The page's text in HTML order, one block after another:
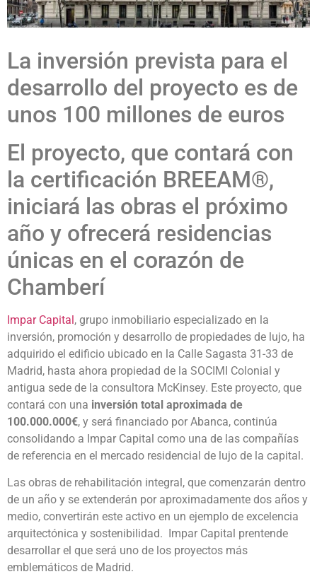
La inversión prevista para el
desarrollo del proyecto es de
unos 100 millones de euros
El proyecto, que contará con
la certificación BREEAM®,
iniciará las obras el próximo
año y ofrecerá residencias
únicas en el corazón de
Chamberí
Impar Capital, grupo inmobiliario especializado en la
inversión, promoción y desarrollo de propiedades de lujo, ha
adquirido el edificio ubicado en la Calle Sagasta 31-33 de
Madrid, hasta ahora propiedad de la SOCIMI Colonial y
antigua sede de la consultora McKinsey. Este proyecto, que
contará con una inversión total aproximada de
100.000.000€, y será financiado por Abanca, continúa
consolidando a Impar Capital como una de las compañías
de referencia en el mercado residencial de lujo de la capital.
Las obras de rehabilitación integral, que comenzarán dentro
de un año y se extenderán por aproximadamente dos años y
medio, convertirán este activo en un ejemplo de excelencia
arquitectónica y sostenibilidad. Impar Capital prentende
desarrollar el que será uno de los proyectos más
emblemáticos de Madrid.